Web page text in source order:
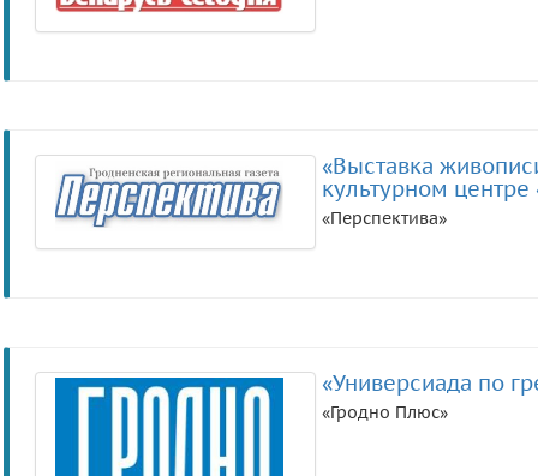
«Выставка
культурном
«Перспектива»
«Универсиада по
«Гродно Плюс»